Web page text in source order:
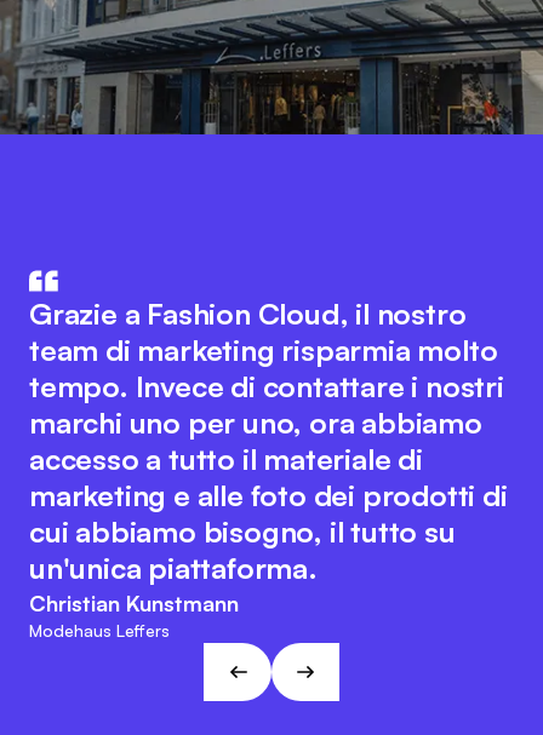
L'integrazione dei dati di prodotto
del nostro sistema ERP con Fashion
Cloud ha migliorato notevolmente i
nostri processi interni. Ora
disponiamo di immagini dei singoli
articoli nel sistema, il che semplifica
notevolmente la rendicontazione
interna e il riordino.
Marc Ramelow
Ramelow
Grazie a Fashion Cloud, il nostro
team di marketing risparmia molto
tempo. Invece di contattare i nostri
marchi uno per uno, ora abbiamo
accesso a tutto il materiale di
marketing e alle foto dei prodotti di
cui abbiamo bisogno, il tutto su
un'unica piattaforma.
Christian Kunstmann
Modehaus Leffers
del settore IT e di quello della
moda. L'idea innovativa alla base
della piattaforma favorisce una
collaborazione fluida tra tutti gli
attori del settore per ottimizzare i
processi digitali. Allo stesso tempo,
il team di Fashion Cloud mantiene il
suo carattere orientato al cliente e
agile. Questo approccio è in linea
con le visioni e gli obiettivi di L&T!